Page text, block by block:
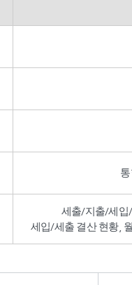
세출/지출/세입
세입/세출 결산 현황,